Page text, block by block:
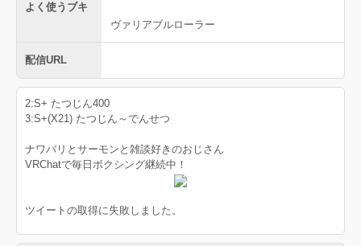
よく使うブキ
ヴァリアブルローラー
配信URL
2:S+ たつじん400
3:S+(X21) たつじん～でんせつ
ナワバリとサーモンと雑談好きのおじさん
VRChatで毎日ボクシング継続中！
ツイートの取得に失敗しました。